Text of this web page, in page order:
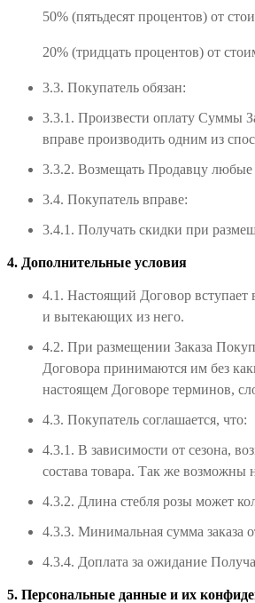
50% (пятьдесят процентов) от
20% (тридцать процентов) от
3.3. Покупатель обязан:
3.3.1. Произвести оплату Суммы
вправе производить одним из
3.3.2. Возмещать Продавцу любые
3.4. Покупатель вправе:
3.4.1. Получать скидки при
4. Дополнительные условия
4.1. Настоящий Договор вступает
и вытекающих из него.
4.2. При размещении Заказа
Договора принимаются им без
настоящем Договоре терминов,
4.3. Покупатель соглашается, что:
4.3.1. В зависимости от сезона,
состава товара. Так же возможны
4.3.2. Длина стебля розы может
4.3.3. Минимальная сумма заказа
4.3.4. Доплата за ожидание
5. Персональные данные и их